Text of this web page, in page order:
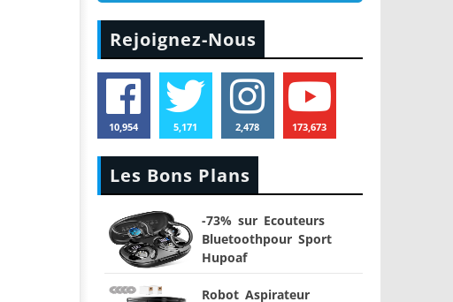
Rejoignez-Nous
10,954 5,171 2,478 173,673
Les Bons Plans
-73% sur Ecouteurs
Bluetoothpour Sport
Hupoaf
Robot Aspirateur